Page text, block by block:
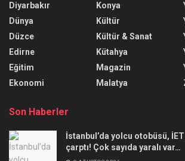
Diyarbakır
Dünya
Düzce
Edirne
Eğitim
Ekonomi
Konya
Kültür
Kültür & Sanat
Kütahya
Magazin
Malatya
Son Haberler
İstanbul’da yolcu otobüsü,
çarptı! Çok sayıda yaralı var…